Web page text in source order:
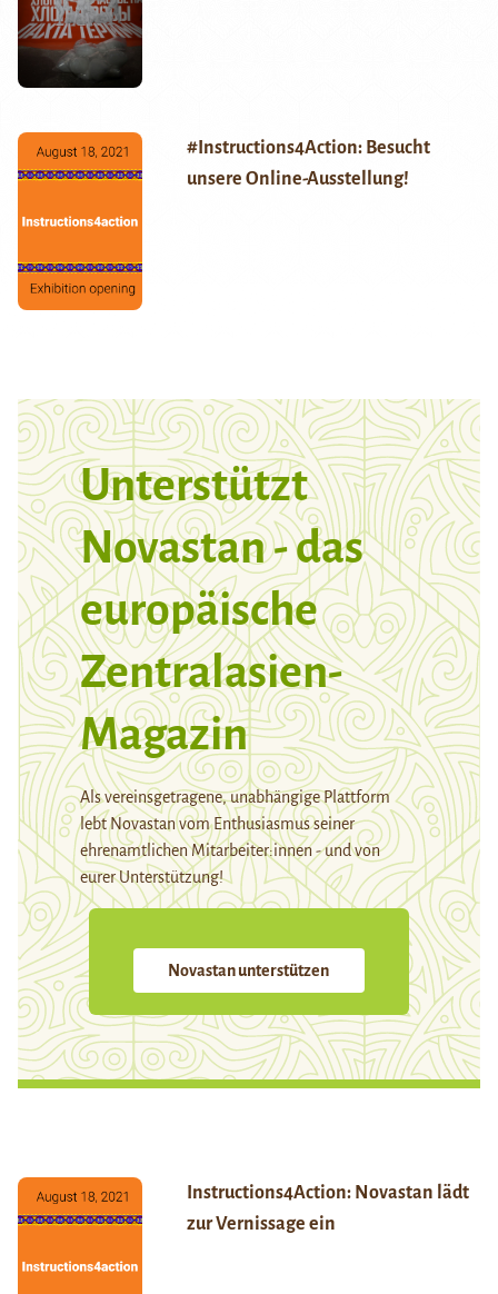
#Instructions4Action: Besucht
unsere Online-Ausstellung!
Unterstützt
Novastan - das
europäische
Zentralasien-
Magazin
Als vereinsgetragene, unabhängige Plattform
lebt Novastan vom Enthusiasmus seiner
ehrenamtlichen Mitarbeiter:innen - und von
eurer Unterstützung!
Novastan unterstützen
Instructions4Action: Novastan lädt
zur Vernissage ein